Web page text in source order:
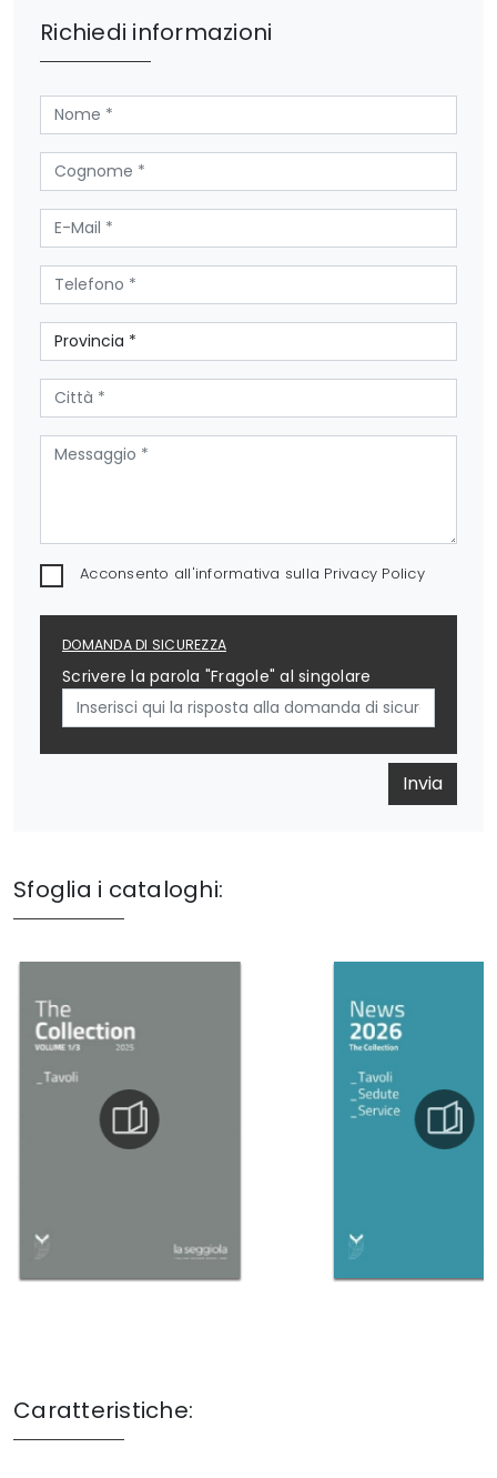
Richiedi informazioni
Acconsento all'informativa sulla Privacy Policy
DOMANDA DI SICUREZZA
Scrivere la parola "Fragole" al singolare
Invia
Sfoglia i cataloghi:
Caratteristiche: